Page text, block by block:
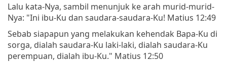
Lalu kata-Nya, sambil menunjuk ke arah murid-murid-
Nya: "Ini ibu-Ku dan saudara-saudara-Ku! Matius 12:49
Sebab siapapun yang melakukan kehendak Bapa-Ku di
sorga, dialah saudara-Ku laki-laki, dialah saudara-Ku
perempuan, dialah ibu-Ku." Matius 12:50